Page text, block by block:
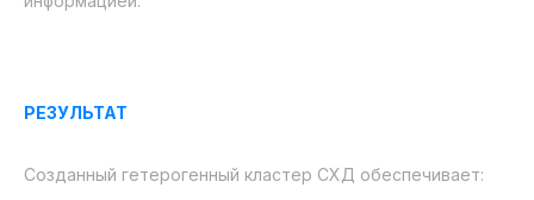
РЕЗУЛЬТАТ
Созданный гетерогенный кластер СХД обеспечивает: